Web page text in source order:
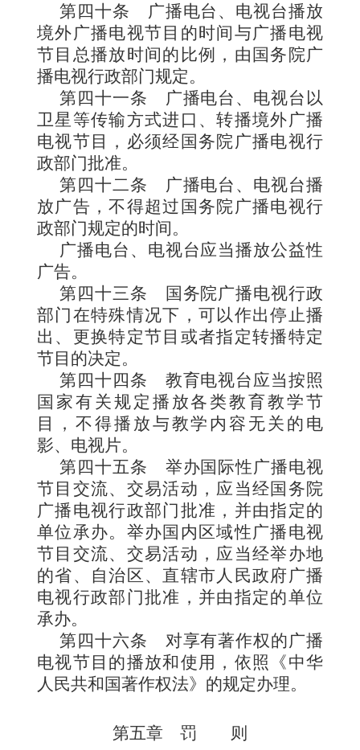
第四十条 广播电台、电视台播放
境外广播电视节目的时间与广播电视
节目总播放时间的比例，由国务院广
播电视行政部门规定。
第四十一条 广播电台、电视台以
卫星等传输方式进口、转播境外广播
电视节目，必须经国务院广播电视行
政部门批准。
第四十二条 广播电台、电视台播
放广告，不得超过国务院广播电视行
政部门规定的时间。
广播电台、电视台应当播放公益性
广告。
第四十三条 国务院广播电视行政
部门在特殊情况下，可以作出停止播
出、更换特定节目或者指定转播特定
节目的决定。
第四十四条 教育电视台应当按照
国家有关规定播放各类教育教学节
目，不得播放与教学内容无关的电
影、电视片。
第四十五条 举办国际性广播电视
节目交流、交易活动，应当经国务院
广播电视行政部门批准，并由指定的
单位承办。举办国内区域性广播电视
节目交流、交易活动，应当经举办地
的省、自治区、直辖市人民政府广播
电视行政部门批准，并由指定的单位
承办。
第四十六条 对享有著作权的广播
电视节目的播放和使用，依照《中华
人民共和国著作权法》的规定办理。
第五章 罚 则